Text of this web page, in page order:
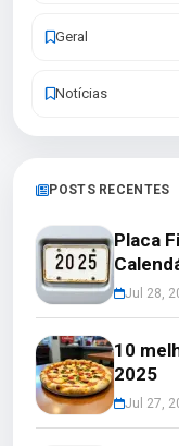
Geral
Notícias
POSTS RECENTES
Placa
Jul 28,
10
2025
Jul 27,